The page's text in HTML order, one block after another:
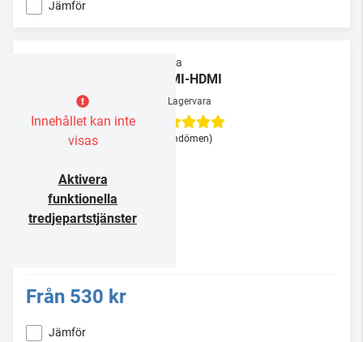
Jämför
Innehållet kan inte
visas
Aktivera
funktionella
tredjepartstjänster
Supra
HDMI-HDMI
Lagervara
(3 omdömen)
Från 530 kr
Jämför